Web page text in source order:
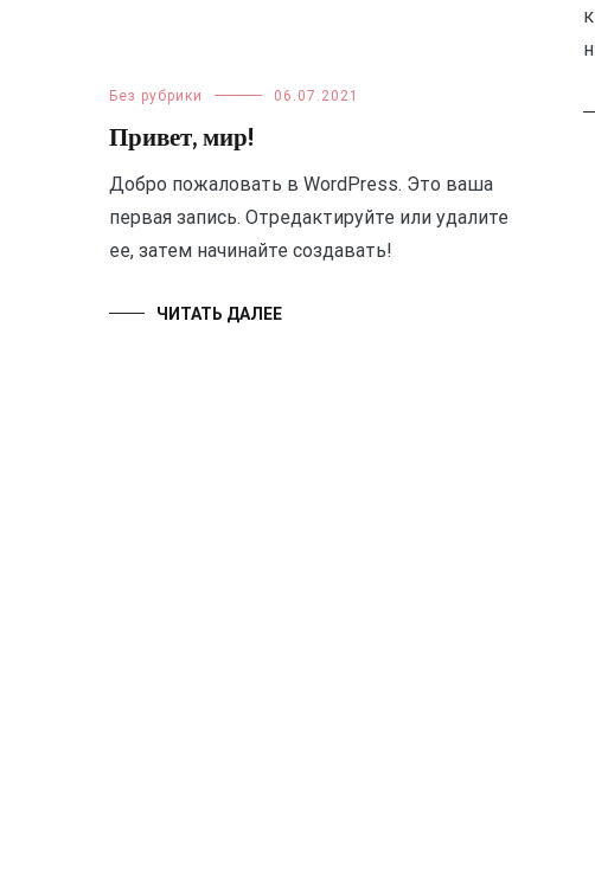
Без рубрики 06.07.2021
Привет, мир!
Добро пожаловать в WordPress. Это ваша
первая запись. Отредактируйте или удалите
ее, затем начинайте создавать!
ЧИТАТЬ ДАЛЕЕ